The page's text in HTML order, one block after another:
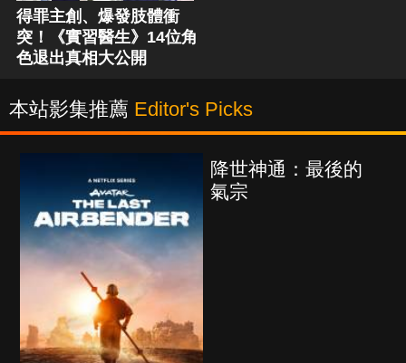
得罪主創、爆發肢體衝
突！《實習醫生》14位角
色退出真相大公開
本站影集推薦 Editor's Picks
海上